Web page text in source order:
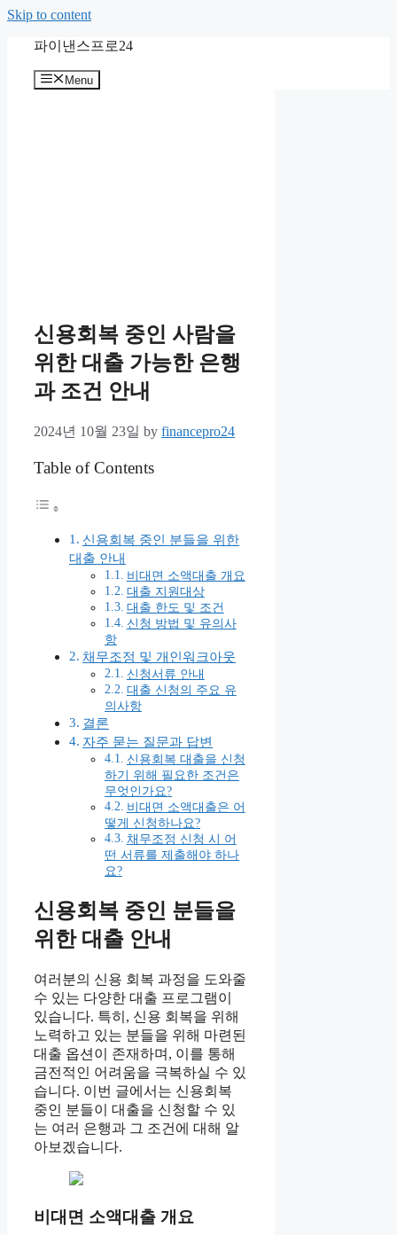
Skip to content
파이낸스프로24
Menu
신용회복 중인 사람을
위한 대출 가능한 은행
과 조건 안내
2024년 10월 23일 by financepro24
Table of Contents
신용회복 중인 분들을 위한
대출 안내
비대면 소액대출 개요
대출 지원대상
대출 한도 및 조건
신청 방법 및 유의사
항
채무조정 및 개인워크아웃
신청서류 안내
대출 신청의 주요 유
의사항
결론
자주 묻는 질문과 답변
신용회복 대출을 신청
하기 위해 필요한 조건은
무엇인가요?
비대면 소액대출은 어
떻게 신청하나요?
채무조정 신청 시 어
떤 서류를 제출해야 하나
요?
신용회복 중인 분들을
위한 대출 안내
여러분의 신용 회복 과정을 도와줄
수 있는 다양한 대출 프로그램이
있습니다. 특히, 신용 회복을 위해
노력하고 있는 분들을 위해 마련된
대출 옵션이 존재하며, 이를 통해
금전적인 어려움을 극복하실 수 있
습니다. 이번 글에서는 신용회복
중인 분들이 대출을 신청할 수 있
는 여러 은행과 그 조건에 대해 알
아보겠습니다.
비대면 소액대출 개요